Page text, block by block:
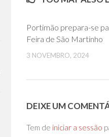
Portimão prepara-se
Feira de São Martinho
3 NOVEMBRO, 2024
DEIXE UM
Tem de iniciar a sessão